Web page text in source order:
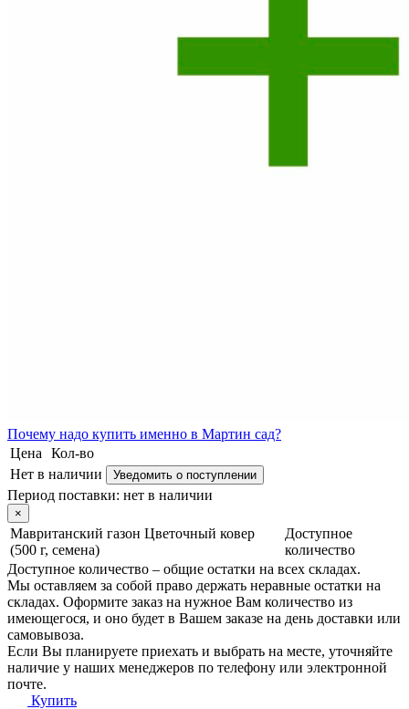
Почему надо купить именно в Мартин сад?
Цена
Кол-во
Нет в наличии
Уведомить о поступлении
Период поставки: нет в наличии
×
Мавританский газон Цветочный ковер
(500 г, семена)
Доступное
количество
Доступное количество – общие остатки на всех складах.
Мы оставляем за собой право держать неравные остатки на
складах. Оформите заказ на нужное Вам количество из
имеющегося, и оно будет в Вашем заказе на день доставки или
самовывоза.
Если Вы планируете приехать и выбрать на месте, уточняйте
наличие у наших менеджеров по телефону или электронной
почте.
Купить